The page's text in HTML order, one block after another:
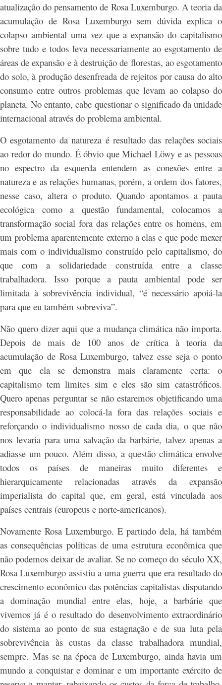
atualização do pensamento de Rosa Luxemburgo. A teoria da
acumulação de Rosa Luxemburgo sem dúvida explica o
colapso ambiental uma vez que a expansão do capitalismo
sobre tudo e todos leva necessariamente ao esgotamento de
áreas de expansão e à destruição de florestas, ao esgotamento
do solo, à produção desenfreada de rejeitos por causa do alto
consumo entre outros problemas que levam ao colapso do
planeta. No entanto, cabe questionar o significado da unidade
internacional através do problema ambiental.
O esgotamento da natureza é resultado das relações sociais
ao redor do mundo. É óbvio que Michael Löwy e as pessoas
no espectro da esquerda entendem as conexões entre a
natureza e as relações humanas, porém, a ordem dos fatores,
nesse caso, altera o produto. Quando apontamos a pauta
ecológica como a questão fundamental, colocamos a
transformação social fora das relações entre os homens, em
um problema aparentemente externo a elas e que pode mexer
mais com o individualismo construído pelo capitalismo, do
que com a solidariedade construída entre a classe
trabalhadora. Isso porque a pauta ambiental pode ser
limitada à sobrevivência individual, “é necessário apoiá-la
para que eu também sobreviva”.
Não quero dizer aqui que a mudança climática não importa.
Depois de mais de 100 anos de crítica à teoria da
acumulação de Rosa Luxemburgo, talvez esse seja o ponto
em que ela se demonstra mais claramente certa: o
capitalismo tem limites sim e eles são sim catastróficos.
Quero apenas perguntar se não estaremos objetificando uma
responsabilidade ao colocá-la fora das relações sociais e
reforçando o individualismo nosso de cada dia, o que não
nos levaria para uma salvação da barbárie, talvez apenas a
adiasse um pouco. Além disso, a questão climática envolve
todos os países de maneiras muito diferentes e
hierarquicamente relacionadas através da expansão
imperialista do capital que, em geral, está vinculada aos
países centrais (europeus e norte-americanos).
Novamente Rosa Luxemburgo. E partindo dela, há também
as consequências políticas de uma estrutura econômica que
não podemos deixar de avaliar. Se no começo do século XX,
Rosa Luxemburgo assistiu a uma guerra que era resultado do
crescimento econômico das potências capitalistas disputando
a dominação mundial entre elas, hoje, a barbárie que
vivemos já é o resultado do desenvolvimento extraordinário
do sistema ao ponto de sua estagnação e de sua luta pela
sobrevivência às custas da classe trabalhadora mundial,
sempre. Mas se na época de Luxemburgo, ainda havia um
mundo a conquistar e dominar e um importante exército de